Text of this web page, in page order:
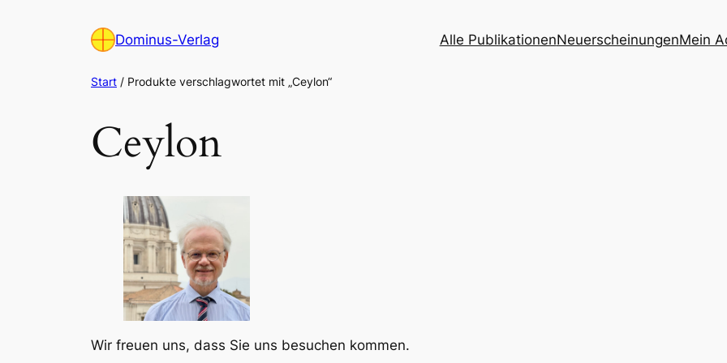
Dominus-Verlag Alle PublikationenNeuerscheinungenMein
Start / Produkte verschlagwortet mit „Ceylon“
Ceylon
Wir freuen uns, dass Sie uns besuchen kommen.